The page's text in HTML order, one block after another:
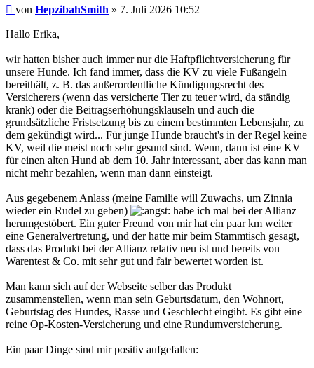
Beitrag
von HepzibahSmith » 7. Juli 2026 10:52
Hallo Erika,
wir hatten bisher auch immer nur die Haftpflichtversicherung für
unsere Hunde. Ich fand immer, dass die KV zu viele Fußangeln
bereithält, z. B. das außerordentliche Kündigungsrecht des
Versicherers (wenn das versicherte Tier zu teuer wird, da ständig
krank) oder die Beitragserhöhungsklauseln und auch die
grundsätzliche Fristsetzung bis zu einem bestimmten Lebensjahr, zu
dem gekündigt wird... Für junge Hunde braucht's in der Regel keine
KV, weil die meist noch sehr gesund sind. Wenn, dann ist eine KV
für einen alten Hund ab dem 10. Jahr interessant, aber das kann man
nicht mehr bezahlen, wenn man dann einsteigt.
Aus gegebenem Anlass (meine Familie will Zuwachs, um Zinnia
wieder ein Rudel zu geben)
habe ich mal bei der Allianz
herumgestöbert. Ein guter Freund von mir hat ein paar km weiter
eine Generalvertretung, und der hatte mir beim Stammtisch gesagt,
dass das Produkt bei der Allianz relativ neu ist und bereits von
Warentest & Co. mit sehr gut und fair bewertet worden ist.
Man kann sich auf der Webseite selber das Produkt
zusammenstellen, wenn man sein Geburtsdatum, den Wohnort,
Geburtstag des Hundes, Rasse und Geschlecht eingibt. Es gibt eine
reine Op-Kosten-Versicherung und eine Rundumversicherung.
Ein paar Dinge sind mir positiv aufgefallen: